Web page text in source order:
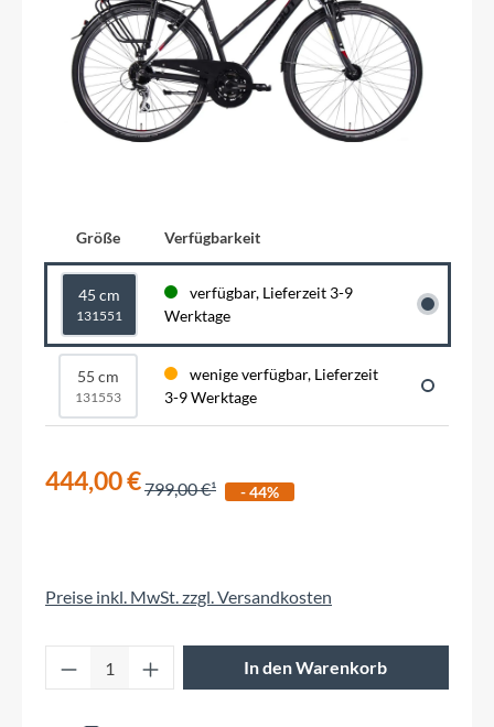
Größe Verfügbarkeit
45 cm
131551
verfügbar, Lieferzeit 3-9
Werktage
55 cm
131553
wenige verfügbar, Lieferzeit
3-9 Werktage
444,00 €799,00 € - 44%
Preise inkl. MwSt. zzgl. Versandkosten
Produkt Anzahl: Gib den gewünschten
In den Warenkorb